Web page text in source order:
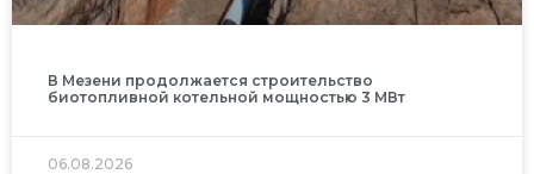
В Мезени продолжается строительство
биотопливной котельной мощностью 3 МВт
06.08.2026